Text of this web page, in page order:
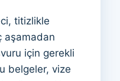
titizlikle
aşamadan
için gerekli
belgeler, vize